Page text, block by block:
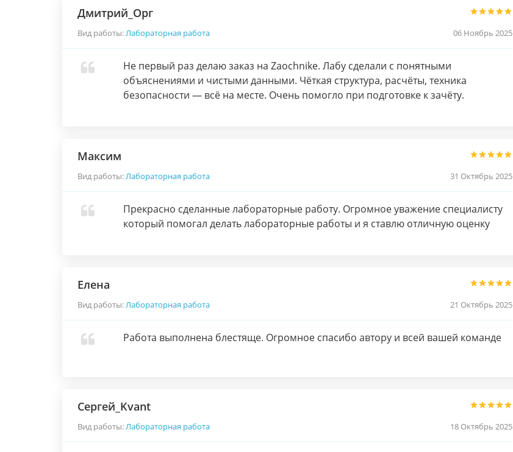
Дмитрий_Орг
Вид работы:Лабораторная работа 06 Ноябрь 2025
Не первый раз делаю заказ на Zaochnike. Лабу сделали с понятными
объяснениями и чистыми данными. Чёткая структура, расчёты, техника
безопасности — всё на месте. Очень помогло при подготовке к зачёту.
Максим
Вид работы:Лабораторная работа 31 Октябрь 2025
Прекрасно сделанные лабораторные работу. Огромное уважение специалисту
который помогал делать лабораторные работы и я ставлю отличную оценку
Елена
Вид работы:Лабораторная работа 21 Октябрь 2025
Работа выполнена блестяще. Огромное спасибо автору и всей вашей команде
Сергей_Kvant
Вид работы:Лабораторная работа 18 Октябрь 2025